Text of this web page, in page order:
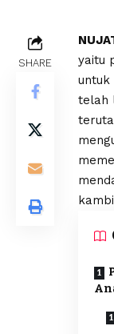
SHARE
yaitu
untuk
telah